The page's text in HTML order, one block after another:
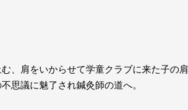
、肩をいからせて学童クラブに来た子の肩
思議に魅了され鍼灸師の道へ。